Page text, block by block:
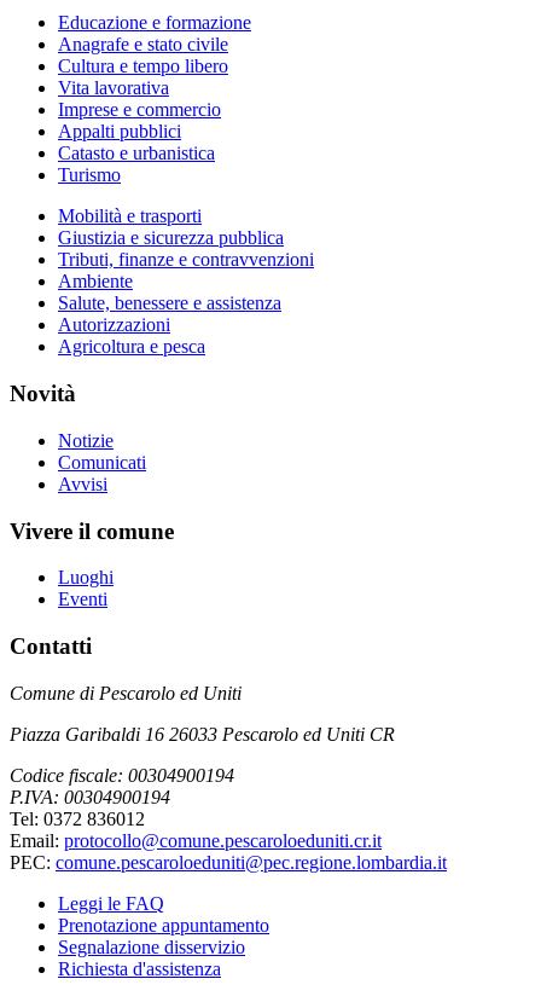
Educazione e formazione
Anagrafe e stato civile
Cultura e tempo libero
Vita lavorativa
Imprese e commercio
Appalti pubblici
Catasto e urbanistica
Turismo
Mobilità e trasporti
Giustizia e sicurezza pubblica
Tributi, finanze e contravvenzioni
Ambiente
Salute, benessere e assistenza
Autorizzazioni
Agricoltura e pesca
Novità
Notizie
Comunicati
Avvisi
Vivere il comune
Luoghi
Eventi
Contatti
Comune di Pescarolo ed Uniti
Piazza Garibaldi 16 26033 Pescarolo ed Uniti CR
Codice fiscale: 00304900194
P.IVA: 00304900194
Tel: 0372 836012
Email: protocollo@comune.pescaroloeduniti.cr.it
PEC: comune.pescaroloeduniti@pec.regione.lombardia.it
Leggi le FAQ
Prenotazione appuntamento
Segnalazione disservizio
Richiesta d'assistenza